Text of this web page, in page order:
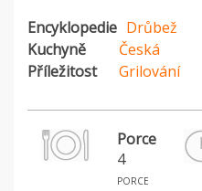
Encyklopedie Drůbež
Kuchyně
Česká
Příležitost
Grilování
Porce
4
porce